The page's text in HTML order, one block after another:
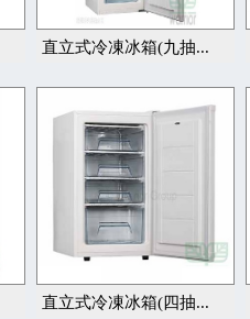
直立式冷凍冰箱(九抽...
直立式冷凍冰箱(四抽...